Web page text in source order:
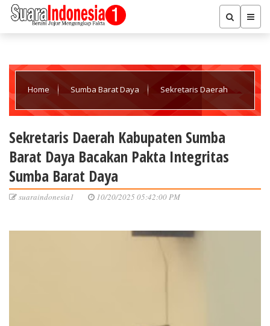
Home Sumba Barat Daya Sekretaris Daerah
Barat Daya
Sekretaris Daerah Kabupaten Sumba
Barat Daya Bacakan Pakta Integritas
Sumba Barat Daya
suaraindonesia1 10/20/2025 05:42:00 PM